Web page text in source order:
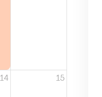
14 15